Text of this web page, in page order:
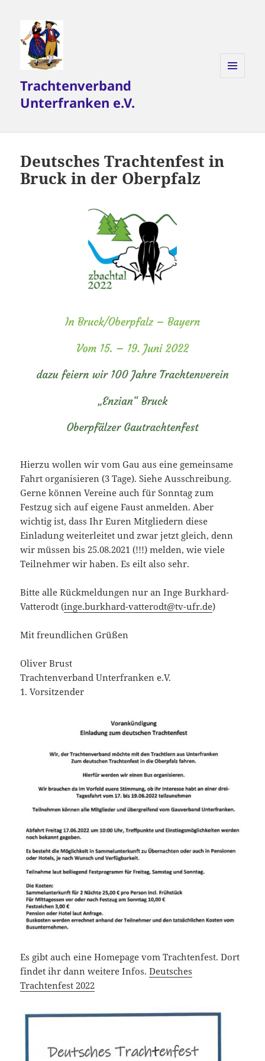
Trachtenverband
Unterfranken e.V.
Deutsches Trachtenfest in
Bruck in der Oberpfalz
Hierzu wollen wir vom Gau aus eine gemeinsame
Fahrt organisieren (3 Tage). Siehe Ausschreibung.
Gerne können Vereine auch für Sonntag zum
Festzug sich auf eigene Faust anmelden. Aber
wichtig ist, dass Ihr Euren Mitgliedern diese
Einladung weiterleitet und zwar jetzt gleich, denn
wir müssen bis 25.08.2021 (!!!) melden, wie viele
Teilnehmer wir haben. Es eilt also sehr.
Bitte alle Rückmeldungen nur an Inge Burkhard-
Vatterodt (inge.burkhard-vatterodt@tv-ufr.de)
Mit freundlichen Grüßen
Oliver Brust
Trachtenverband Unterfranken e.V.
1. Vorsitzender
Es gibt auch eine Homepage vom Trachtenfest. Dort
findet ihr dann weitere Infos.Deutsches
Trachtenfest 2022